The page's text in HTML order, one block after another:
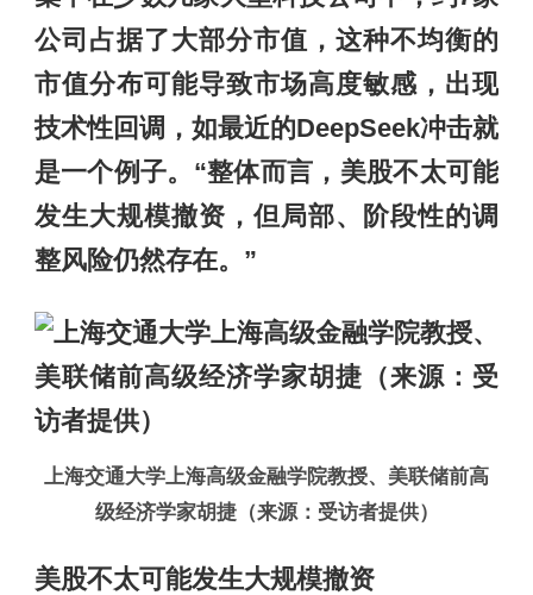
公司占据了大部分市值，这种不均衡的
市值分布可能导致市场高度敏感，出现
技术性回调，如最近的DeepSeek冲击就
是一个例子。“整体而言，美股不太可能
发生大规模撤资，但局部、阶段性的调
整风险仍然存在。”
上海交通大学上海高级金融学院教授、美联储前高
级经济学家胡捷（来源：受访者提供）
美股不太可能发生大规模撤资